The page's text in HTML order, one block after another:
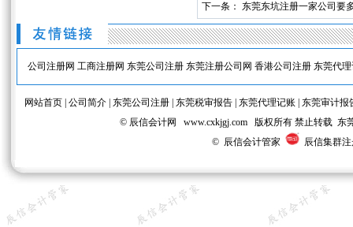
下一条： 东莞东坑注册一家公司要
公司注册网 工商注册网 东莞公司注册 东莞注册公司网 香港公司注册 东莞代
网站首页| 公司简介| 东莞公司注册| 东莞税审报告| 东莞代理记账| 东莞审计报
© 辰信会计网 www.cxkjgj.com 版权所有 禁止转载 东
© 辰信会计管家
辰信集群